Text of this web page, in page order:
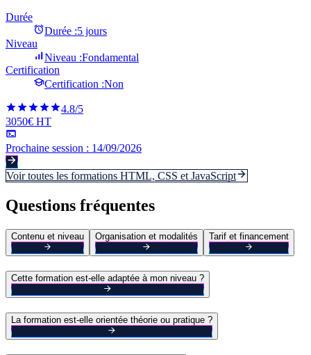
Durée
Durée :5 jours
Niveau
Niveau :Fondamental
Certification
Certification :Non
4.8/5
3050€ HT
Prochaine session : 14/09/2026
Voir toutes les formations HTML, CSS et JavaScript
Questions fréquentes
Contenu et niveau Organisation et modalités Tarif et financement
Cette formation est-elle adaptée à mon niveau ?
La formation est-elle orientée théorie ou pratique ?